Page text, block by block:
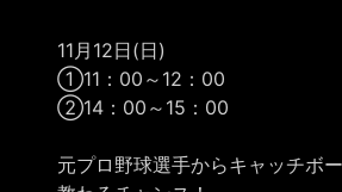
11月12日(日)
①11：00～12：00
②14：00～15：00
元プロ野球選手からキャッチボ